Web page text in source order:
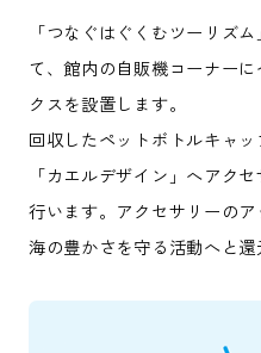
「つなぐはぐくむツーリズ
て、館内の自販機コーナー
クスを設置します。
回収したペットボトルキャ
「カエルデザイン」へアク
行います。アクセサリーのア
海の豊かさを守る活動へと還